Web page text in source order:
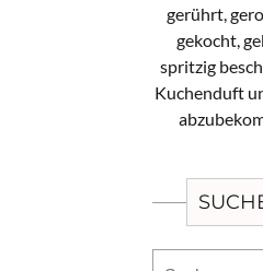
gerührt,
gekocht,
spritzig
Kuchenduft